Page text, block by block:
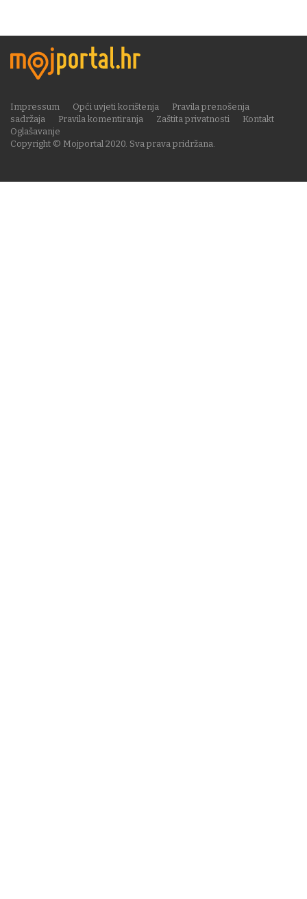
Copyright © Mojportal 2020. Sva prava pridržana.
Impressum Opći uvjeti korištenja
Pravila prenošenja
sadržaja
Pravila komentiranja Zaštita privatnosti
Kontakt
Oglašavanje